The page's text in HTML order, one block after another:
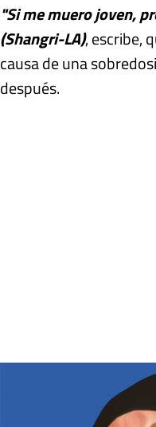
"Si me muero joven,
(Shangri-LA), escribe,
causa de una
después.